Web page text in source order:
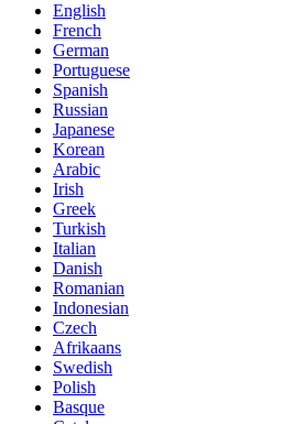
English
French
German
Portuguese
Spanish
Russian
Japanese
Korean
Arabic
Irish
Greek
Turkish
Italian
Danish
Romanian
Indonesian
Czech
Afrikaans
Swedish
Polish
Basque